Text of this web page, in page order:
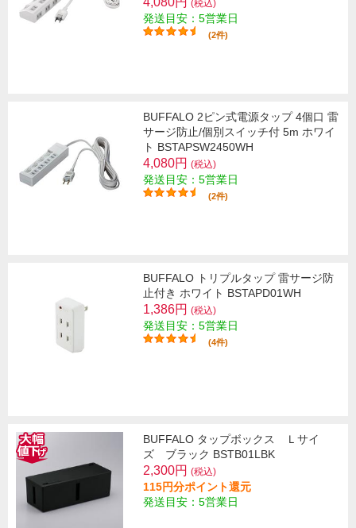
(税込)
発送目安：5営業日
(2件)
BUFFALO 2ピン式電源タップ 4個口 雷
サージ防止/個別スイッチ付 5m ホワイ
ト BSTAPSW2450WH
4,080円 (税込)
発送目安：5営業日
(2件)
BUFFALO トリプルタップ 雷サージ防
止付き ホワイト BSTAPD01WH
1,386円 (税込)
発送目安：5営業日
(4件)
BUFFALO タップボックス Ｌサイ
ズ ブラック BSTB01LBK
2,300円 (税込)
115円分ポイント還元
発送目安：5営業日